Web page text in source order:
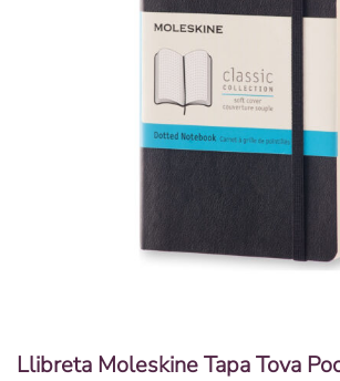
Llibreta Moleskine Tapa Tova